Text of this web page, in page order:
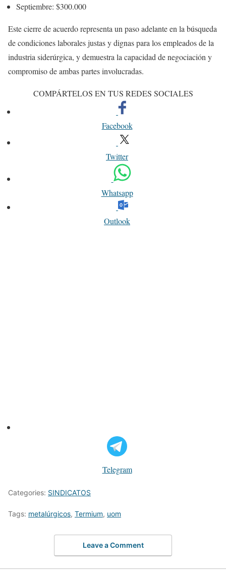
Septiembre: $300.000
Este cierre de acuerdo representa un paso adelante en la búsqueda
de condiciones laborales justas y dignas para los empleados de la
industria siderúrgica, y demuestra la capacidad de negociación y
compromiso de ambas partes involucradas.
COMPÁRTELOS EN TUS REDES SOCIALES
Facebook
Twitter
Whatsapp
Outlook
Telegram
Categories: SINDICATOS
Tags: metalúrgicos, Termium, uom
Leave a Comment